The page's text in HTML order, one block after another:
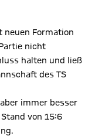
neuen Formation
nicht
halten und ließ
des TS
immer besser
von 15:6